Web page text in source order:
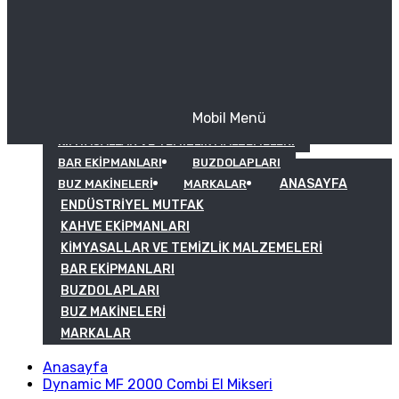
KIMYASALLAR VE TEMIZLIK MALZEMELERI
BAR EKIPMANLARI
BUZDOLAPLARI
BUZ MAKINELERI
MARKALAR
Mobil Menü
ANASAYFA
ENDÜSTRIYEL MUTFAK
KAHVE EKIPMANLARI
KIMYASALLAR VE TEMIZLIK MALZEMELERI
BAR EKIPMANLARI
BUZDOLAPLARI
BUZ MAKINELERI
MARKALAR
Anasayfa
Dynamic MF 2000 Combi El Mikseri